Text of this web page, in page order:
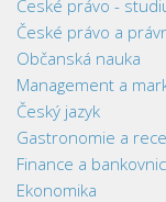
České právo -
České právo a
Občanská nauka
Management a
Český jazyk
Gastronomie a
Finance a
Ekonomika